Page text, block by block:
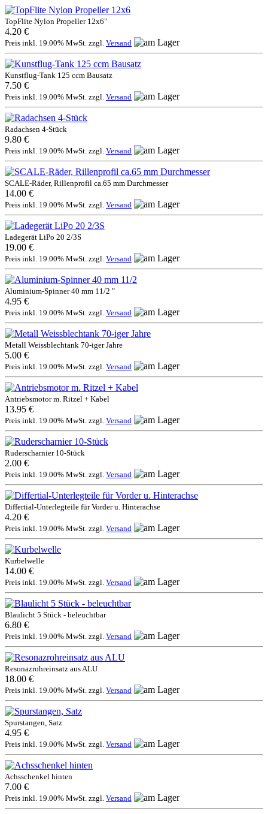
TopFlite Nylon Propeller 12x6"
4.20 €
Preis inkl. 19.00% MwSt. zzgl. Versand
Kunstflug-Tank 125 ccm Bausatz
7.50 €
Preis inkl. 19.00% MwSt. zzgl. Versand
Radachsen 4-Stück
9.80 €
Preis inkl. 19.00% MwSt. zzgl. Versand
SCALE-Räder, Rillenprofil ca.65 mm Durchmesser
14.00 €
Preis inkl. 19.00% MwSt. zzgl. Versand
Ladegerät LiPo 20 2/3S
19.00 €
Preis inkl. 19.00% MwSt. zzgl. Versand
Aluminium-Spinner 40 mm 11/2 "
4.95 €
Preis inkl. 19.00% MwSt. zzgl. Versand
Metall Weissblechtank 70-iger Jahre
5.00 €
Preis inkl. 19.00% MwSt. zzgl. Versand
Antriebsmotor m. Ritzel + Kabel
13.95 €
Preis inkl. 19.00% MwSt. zzgl. Versand
Ruderscharnier 10-Stück
2.00 €
Preis inkl. 19.00% MwSt. zzgl. Versand
Differtial-Unterlegteile für Vorder u. Hinterachse
4.20 €
Preis inkl. 19.00% MwSt. zzgl. Versand
Kurbelwelle
14.00 €
Preis inkl. 19.00% MwSt. zzgl. Versand
Blaulicht 5 Stück - beleuchtbar
6.80 €
Preis inkl. 19.00% MwSt. zzgl. Versand
Resonazrohreinsatz aus ALU
18.00 €
Preis inkl. 19.00% MwSt. zzgl. Versand
Spurstangen, Satz
4.95 €
Preis inkl. 19.00% MwSt. zzgl. Versand
Achsschenkel hinten
7.00 €
Preis inkl. 19.00% MwSt. zzgl. Versand